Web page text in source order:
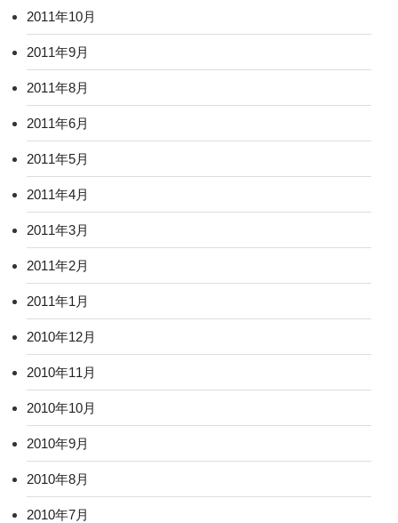
2011年10月
2011年9月
2011年8月
2011年6月
2011年5月
2011年4月
2011年3月
2011年2月
2011年1月
2010年12月
2010年11月
2010年10月
2010年9月
2010年8月
2010年7月